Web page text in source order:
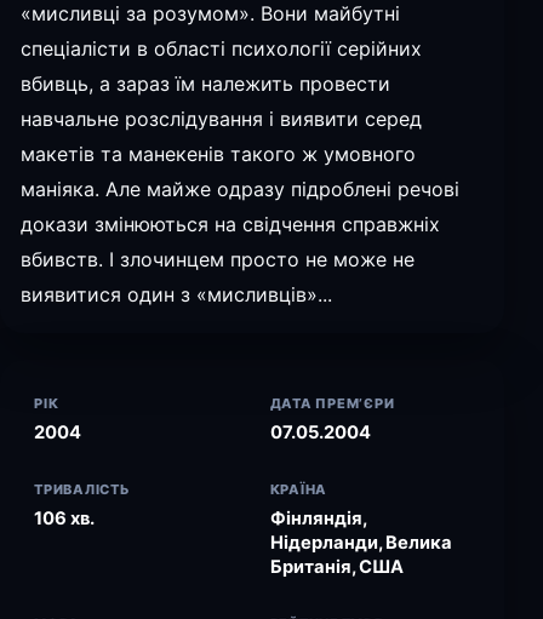
«мисливці за розумом». Вони майбутні
спеціалісти в області психології серійних
вбивць, а зараз їм належить провести
навчальне розслідування і виявити серед
макетів та манекенів такого ж умовного
маніяка. Але майже одразу підроблені речові
докази змінюються на свідчення справжніх
вбивств. І злочинцем просто не може не
виявитися один з «мисливців»...
РІК
2004
ДАТА ПРЕМ’ЄРИ
07.05.2004
ТРИВАЛІСТЬ
106 хв.
КРАЇНА
Фінляндія,
Нідерланди, Велика
Британія, США